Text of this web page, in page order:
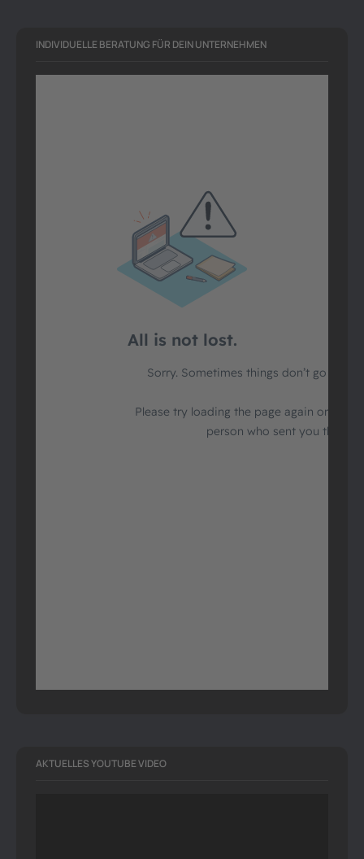
INDIVIDUELLE BERATUNG FÜR DEIN UNTERNEHMEN
AKTUELLES YOUTUBE VIDEO